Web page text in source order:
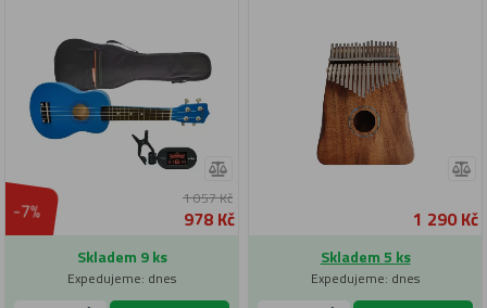
-7% 1 057 Kč
978 Kč
Skladem 9 ks
Expedujeme: dnes
1 290 Kč
Skladem 5 ks
Expedujeme: dnes